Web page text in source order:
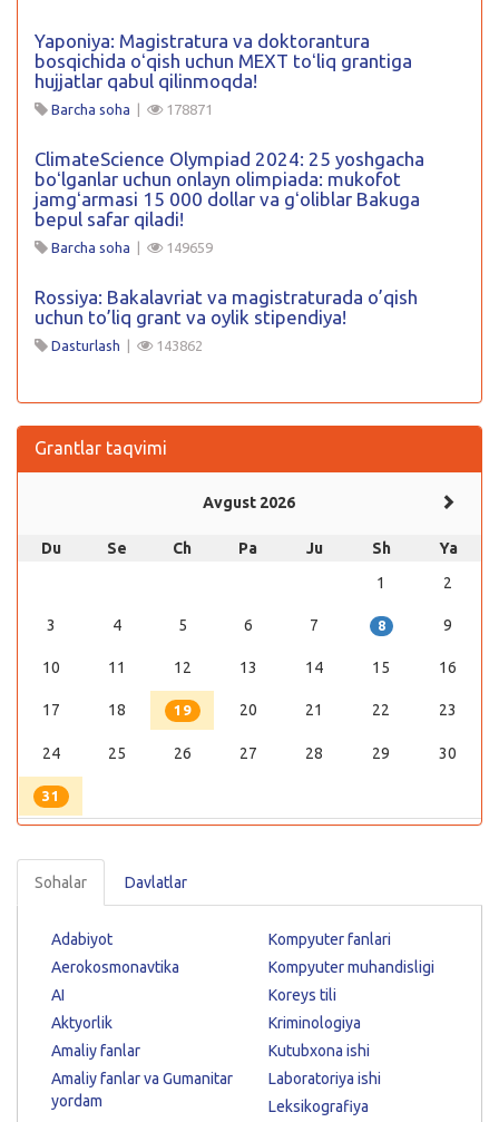
Yaponiya: Magistratura va doktorantura
bosqichida oʻqish uchun MEXT toʻliq grantiga
hujjatlar qabul qilinmoqda!
Barcha soha | 178871
ClimateScience Olympiad 2024: 25 yoshgacha
boʻlganlar uchun onlayn olimpiada: mukofot
jamgʻarmasi 15 000 dollar va gʻoliblar Bakuga
bepul safar qiladi!
Barcha soha | 149659
Rossiya: Bakalavriat va magistraturada o’qish
uchun to’liq grant va oylik stipendiya!
Dasturlash | 143862
Grantlar taqvimi
Avgust 2026
Du Se Ch Pa Ju Sh
Ya
1
2
3 4 5 6 7 8 9
10 11 12 13 14 15 16
17 18 19 20 21 22 23
24 25 26 27 28 29 30
31
Sohalar Davlatlar
Adabiyot
Aerokosmonavtika
AI
Aktyorlik
Amaliy fanlar
Amaliy fanlar va Gumanitar
yordam
Kompyuter fanlari
Kompyuter muhandisligi
Koreys tili
Kriminologiya
Kutubxona ishi
Laboratoriya ishi
Leksikografiya